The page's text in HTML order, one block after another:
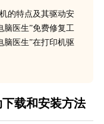
的特点及其驱动安
脑医生”免费修复工
脑医生”在打印机驱
载和安装方法